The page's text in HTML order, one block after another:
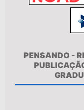
PENSANDO -